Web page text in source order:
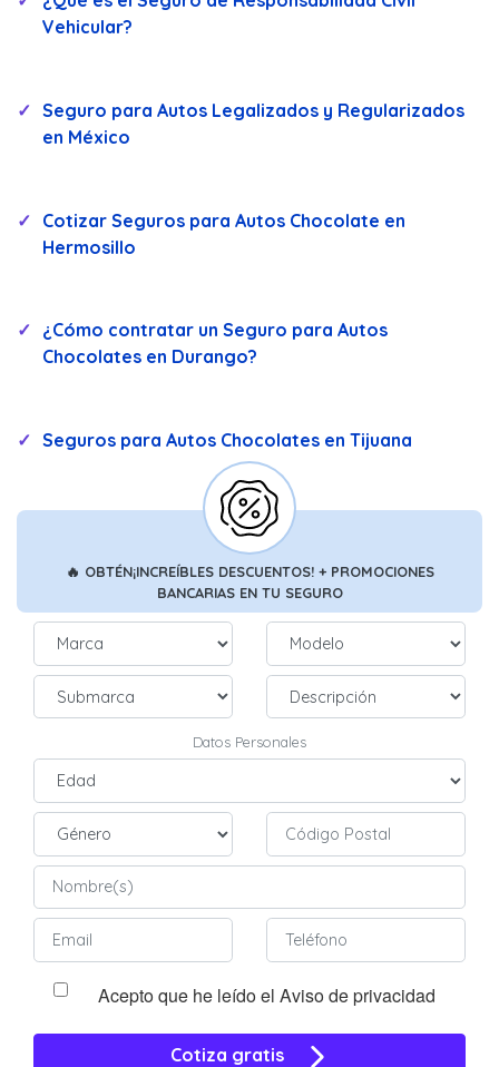
Vehicular?
Seguro para Autos Legalizados y Regularizados
en México
Cotizar Seguros para Autos Chocolate en
Hermosillo
¿Cómo contratar un Seguro para Autos
Chocolates en Durango?
Seguros para Autos Chocolates en Tijuana
🔥 OBTÉN¡INCREÍBLES DESCUENTOS! + PROMOCIONES
BANCARIAS EN TU SEGURO
Datos Personales
Acepto que he leído el Aviso de privacidad
Cotiza gratis